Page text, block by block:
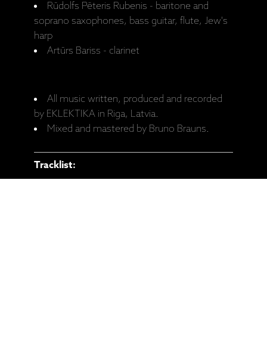
Rūdolfs Pēteris Rubenis - baritone and
soprano saxophones, bass guitar, flute, Jew's
harp
Artūrs Bariss - clarinet
All music written, produced and recorded
by EKLEKTIKA in Riga, Latvia.
Mixed and mastered by Bruno Brauns.
Tracklist: